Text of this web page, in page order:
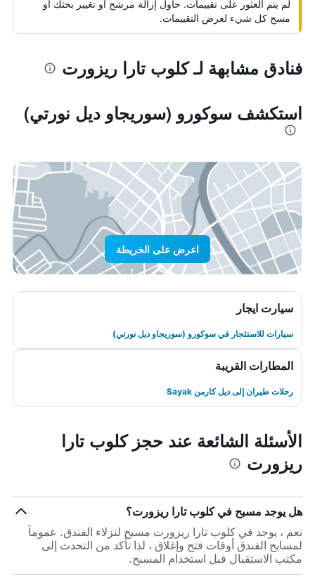
لم يتم العثور على تقييمات. حاول إزالة مرشح أو تغيير بحثك أو
مسح كل شيء لعرض التقييمات.
فنادق مشابهة لـ كلوب تارا ريزورت
استكشف سوكورو (سوريجاو ديل نورتي)
اعرض على الخريطة
سيارت ايجار
سيارات للاستئجار في سوكورو (سوريجاو ديل نورتي)
المطارات القريبة
رحلات طيران إلى ديل كارمن Sayak
الأسئلة الشائعة عند حجز كلوب تارا
ريزورت
هل يوجد مسبح في كلوب تارا ريزورت؟
نعم ، يوجد في كلوب تارا ريزورت مسبح لنزلاء الفندق. عموماً
لمسابح الفندق أوقات فتح وإغلاق ، لذا تأكد من التحدث إلى
مكتب الاستقبال قبل استخدام المسبح.